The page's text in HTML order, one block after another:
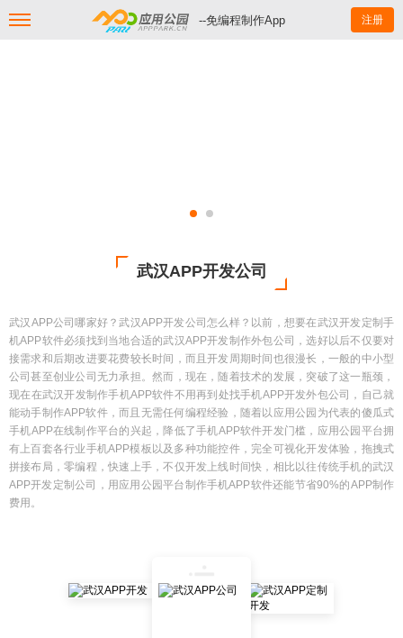
--免编程制作App 注册
武汉APP开发公司
武汉APP公司哪家好？武汉APP开发公司怎么样？以前，想要在武汉开发定制手
机APP软件必须找到当地合适的武汉APP开发制作外包公司，选好以后不仅要对
接需求和后期改进要花费较长时间，而且开发周期时间也很漫长，一般的中小型
公司甚至创业公司无力承担。然而，现在，随着技术的发展，突破了这一瓶颈，
现在在武汉开发制作手机APP软件不用再到处找手机APP开发外包公司，自己就
能动手制作APP软件，而且无需任何编程经验，随着以应用公园为代表的傻瓜式
手机APP在线制作平台的兴起，降低了手机APP软件开发门槛，应用公园平台拥
有上百套各行业手机APP模板以及多种功能控件，完全可视化开发体验，拖拽式
拼接布局，零编程，快速上手，不仅开发上线时间快，相比以往传统手机的武汉
APP开发定制公司，用应用公园平台制作手机APP软件还能节省90%的APP制作
费用。